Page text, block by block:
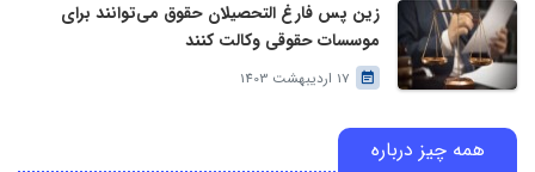
زین پس فارغ التحصیلان حقوق می‌توانند برای
موسسات حقوقی وکالت کنند
17 اردیبهشت 1403
همه چیز درباره